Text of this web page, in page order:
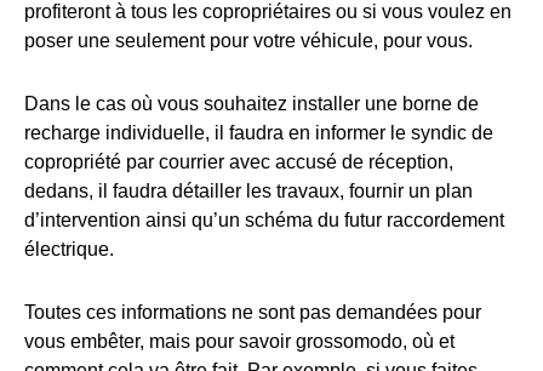
profiteront à tous les copropriétaires ou si vous voulez en
poser une seulement pour votre véhicule, pour vous.
Dans le cas où vous souhaitez installer une borne de
recharge individuelle, il faudra en informer le syndic de
copropriété par courrier avec accusé de réception,
dedans, il faudra détailler les travaux, fournir un plan
d’intervention ainsi qu’un schéma du futur raccordement
électrique.
Toutes ces informations ne sont pas demandées pour
vous embêter, mais pour savoir grossomodo, où et